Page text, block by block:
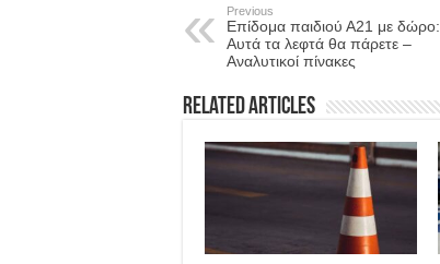
Previous
Επίδομα παιδιού Α21 με δώρο:
Αυτά τα λεφτά θα πάρετε –
Αναλυτικοί πίνακες
Related Articles